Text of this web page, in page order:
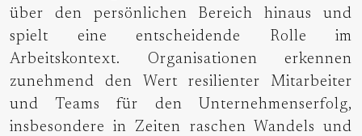
über den persönlichen Bereich hinaus und
spielt eine entscheidende Rolle im
Arbeitskontext. Organisationen erkennen
zunehmend den Wert resilienter Mitarbeiter
und Teams für den Unternehmenserfolg,
insbesondere in Zeiten raschen Wandels und